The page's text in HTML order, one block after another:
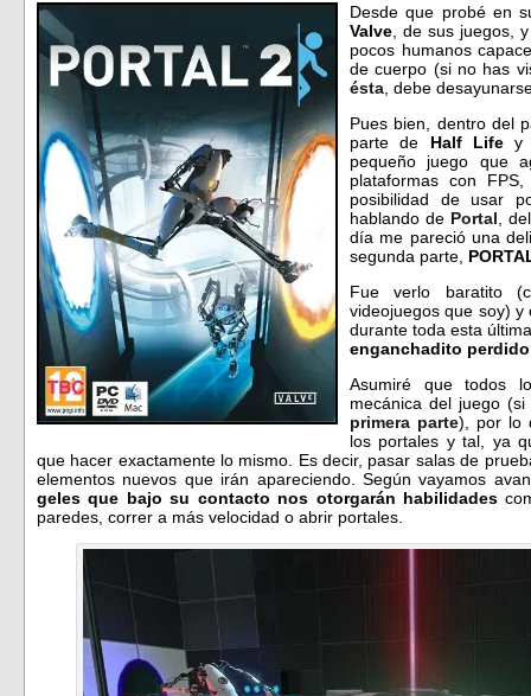
Desde que probé en
Valve , de sus juegos,
pocos humanos
de cuerpo (si no has
ésta , debe
Pues bien, dentro del
parte de Half Lifey
pequeño juego que
plataformas con
posibilidad de usar
hablando de Portal ,
día me pareció una
segunda parte,
Fue verlo baratito
videojuegos que soy)
durante toda esta
enganchadito perdido
Asumiré que todos
mecánica del juego
primera parte), por lo
los portales y tal, ya
que hacer exactamente lo mismo. Es decir, pasar salas de
elementos nuevos que irán apareciendo. Según vayamos
geles que bajo su contacto nos otorgarán habilidades
paredes, correr a más velocidad o abrir portales.